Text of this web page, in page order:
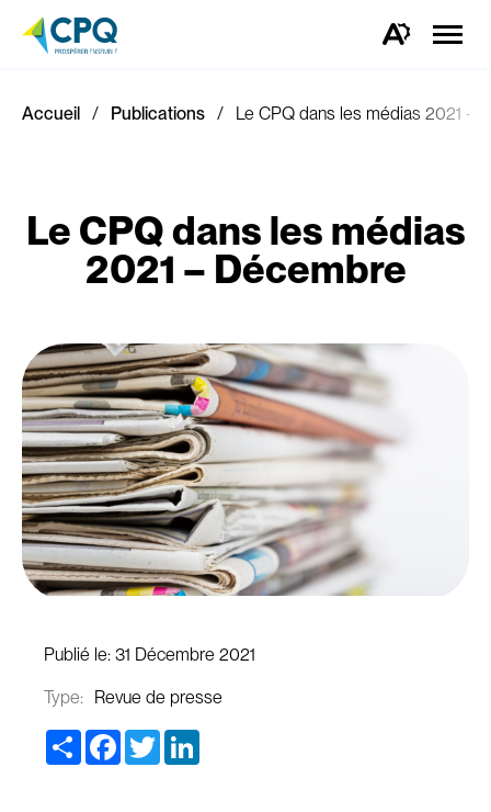
Ouvrez
d'accessibilité.
la
Accueil Publications Le CPQ dans les médias 2021 –
Le CPQ dans les médias
2021 – Décembre
Publié le: 31 Décembre 2021
Type: Revue de presse
Share Facebook
Twitter